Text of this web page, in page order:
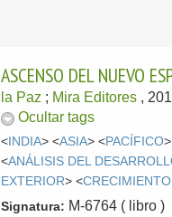
ASCENSO DEL NUEVO
la Paz ; Mira Editores ,
Ocultar tags
< INDIA> <ASIA> <PACÍFICO
<ANÁLISIS DEL
EXTERIOR> <
Signatura: M-6764 ( libro )